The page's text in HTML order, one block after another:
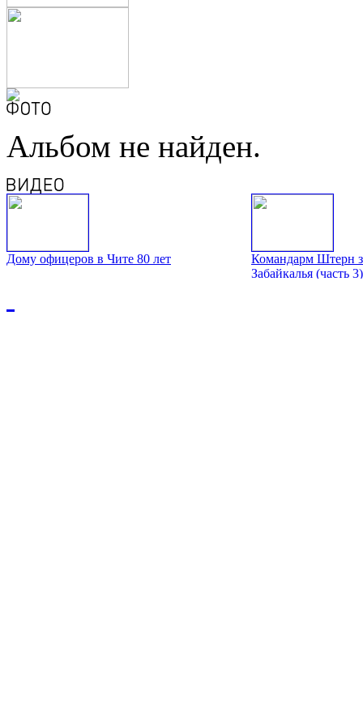
Альбом не найден.
Дому офицеров в Чите 80 лет
Командарм Штерн
Забайкалья (часть 3)